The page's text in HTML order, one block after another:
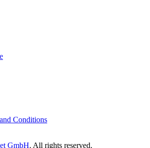
Conditions
GmbH. All rights reserved.